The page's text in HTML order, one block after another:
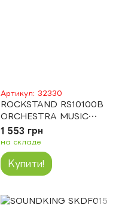
Артикул: 32330
ROCKSTAND RS10100B
ORCHESTRA MUSIC
STAND
1 553 грн
на складе
Купити!